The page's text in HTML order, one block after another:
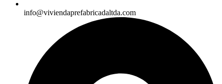
info@viviendaprefabricadaltda.com